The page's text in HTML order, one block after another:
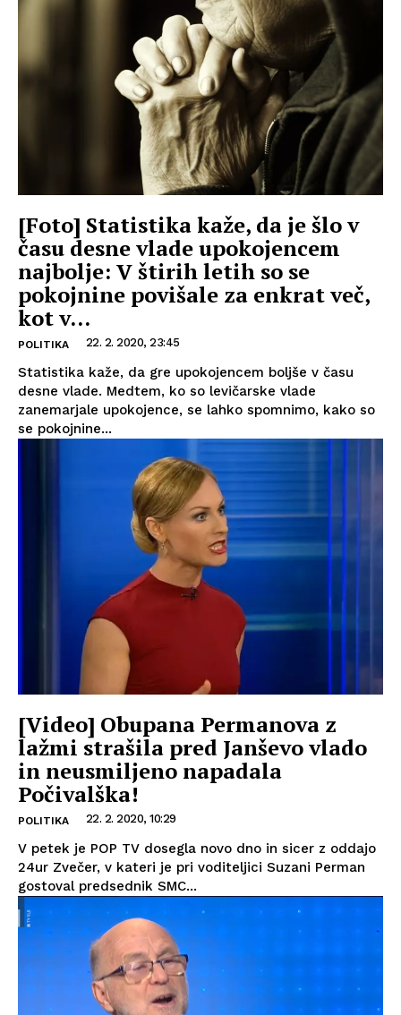
[Foto] Statistika kaže, da je šlo v
času desne vlade upokojencem
najbolje: V štirih letih so se
pokojnine povišale za enkrat več,
kot v...
POLITIKA 22. 2. 2020, 23:45
Statistika kaže, da gre upokojencem boljše v času
desne vlade. Medtem, ko so levičarske vlade
zanemarjale upokojence, se lahko spomnimo, kako so
se pokojnine...
[Video] Obupana Permanova z
lažmi strašila pred Janševo vlado
in neusmiljeno napadala
Počivalška!
POLITIKA 22. 2. 2020, 10:29
V petek je POP TV dosegla novo dno in sicer z oddajo
24ur Zvečer, v kateri je pri voditeljici Suzani Perman
gostoval predsednik SMC...